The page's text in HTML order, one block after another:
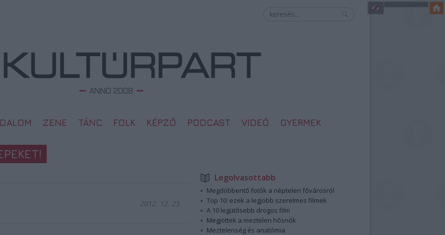
ZENE TÁNC FOLK KÉPZŐ PODCAST VIDEÓ GYERMEK
2012. 12. 25.
Legolvasottabb
Megdöbbentő fotók a néptelen fővárosról
Top 10: ezek a legjobb szerelmes filmek
A 10 legütősebb drogos film
Megjöttek a meztelen hősnők
Meztelenség és anatómia